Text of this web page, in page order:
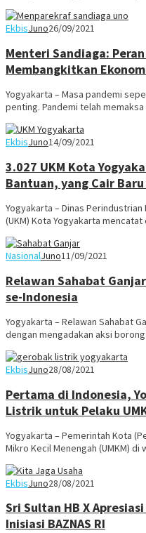
EkbisJuno26/09/2021
Menteri Sandiaga:
Membangkitkan
Yogyakarta – Masa pandemi
penting. Pandemi telah
EkbisJuno14/09/2021
3.027 UKM Kota
Bantuan, yang Cair Baru
Yogyakarta – Dinas
(UKM) Kota Yogyakarta
NasionalJuno11/09/2021
Relawan Sahabat
se-Indonesia
Yogyakarta – Relawan Sahabat
dengan mengadakan aksi
EkbisJuno28/08/2021
Pertama di Indonesia,
Listrik untuk Pelaku
Yogyakarta – Pemerintah Kota
Mikro Kecil Menengah (UMKM)
EkbisJuno28/08/2021
Sri Sultan HB X
Inisiasi BAZNAS RI